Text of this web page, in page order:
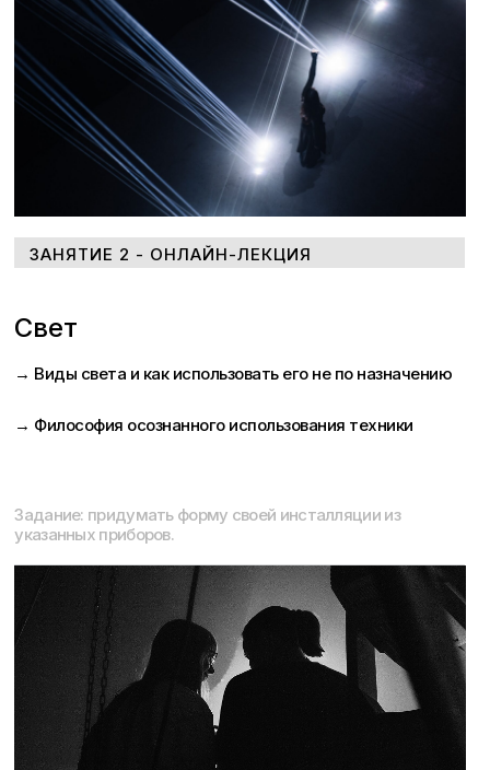
Свет
Задание: придумать форму своей инсталляции из
указанных приборов.
→ Философия осознанного использования техники
→ Виды света и как использовать его не по назначению
ЗАНЯТИЕ 2 - ОНЛАЙН-ЛЕКЦИЯ